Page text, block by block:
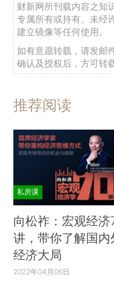
财新网所刊载内容之知
专属所有或持有。未经
建立镜像等任何使用。
如有意愿转载，请发邮
确认及授权后，方可转载
推荐阅读
私房课
向松祚：宏观经济
讲，带你了解国内
经济大局
2022年04月06日